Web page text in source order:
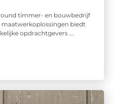
timmer- en bouwbedrijf
biedt
opdrachtgevers ...